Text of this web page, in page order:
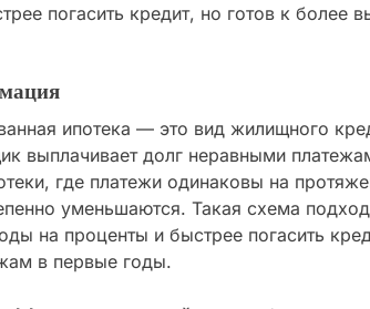
погасить кредит, но готов к более
ипотека — это вид жилищного
выплачивает долг неравными
где платежи одинаковы на
уменьшаются. Такая схема
на проценты и быстрее погасить
в первые годы.